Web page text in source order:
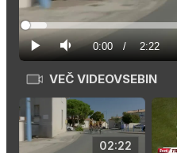
Predvajaj
Tiho Current
Time
0:00 / Duration
2:22
Loaded:
6.96%
VEČ VIDEOVSEBIN
02:22